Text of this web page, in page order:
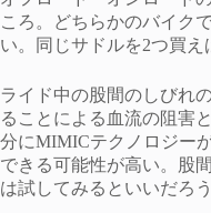
ころ。どちらかのバイク
い。同じサドルを2つ買え
ライド中の股間のしびれ
ることによる血流の阻害
分にMIMICテクノロジー
できる可能性が高い。股
は試してみるといいだろう